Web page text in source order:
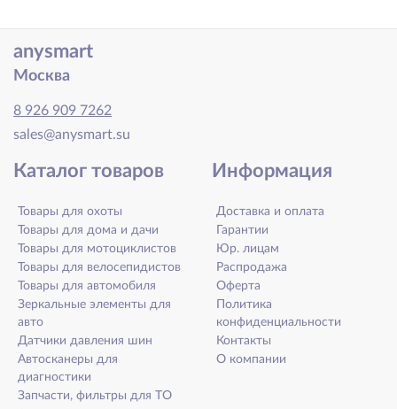
anysmart
Москва
8 926 909 7262
sales@anysmart.su
Каталог товаров
Товары для охоты
Товары для дома и дачи
Товары для мотоциклистов
Товары для велосепидистов
Товары для автомобиля
Зеркальные элементы для
авто
Датчики давления шин
Автосканеры для
диагностики
Запчасти, фильтры для ТО
Информация
Доставка и оплата
Гарантии
Юр. лицам
Распродажа
Оферта
Политика
конфиденциальности
Контакты
О компании